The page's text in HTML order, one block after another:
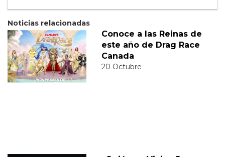
Noticias relacionadas
Conoce a las Reinas de
este año de Drag Race
Canada
20 Octubre